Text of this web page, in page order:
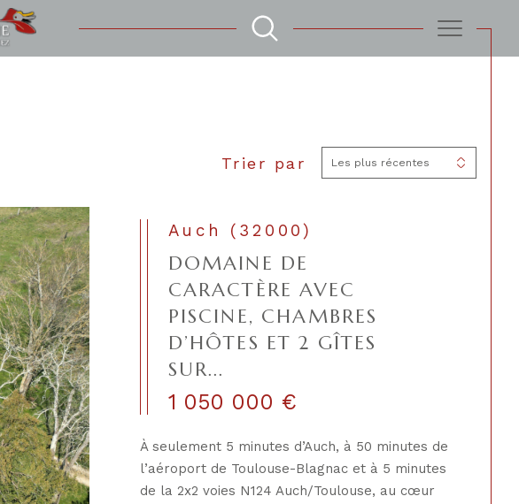
Filtrer
Trier par Les plus récentes
Auch (32000)
DOMAINE DE
CARACTÈRE AVEC
PISCINE, CHAMBRES
D’HÔTES ET 2 GÎTES
SUR...
1 050 000 €
À seulement 5 minutes d’Auch, à 50 minutes de
l’aéroport de Toulouse-Blagnac et à 5 minutes
de la 2x2 voies N124 Auch/Toulouse, au cœur